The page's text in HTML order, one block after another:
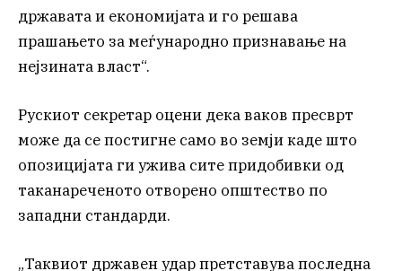
државата и економијата и го решава
прашањето за меѓународно признавање на
нејзината власт“.
Рускиот секретар оцени дека ваков пресврт
може да се постигне само во земји каде што
опозицијата ги ужива сите придобивки од
таканареченото отворено општество по
западни стандарди.
„Таквиот државен удар претставува последна